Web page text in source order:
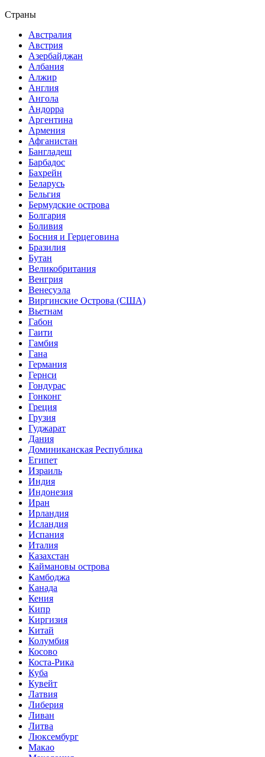
Страны
Австралия
Австрия
Азербайджан
Албания
Алжир
Англия
Ангола
Андорра
Аргентина
Армения
Афганистан
Бангладеш
Барбадос
Бахрейн
Беларусь
Бельгия
Бермудские острова
Болгария
Боливия
Босния и Герцеговина
Бразилия
Бутан
Великобритания
Венгрия
Венесуэла
Виргинские Острова (США)
Вьетнам
Габон
Гаити
Гамбия
Гана
Германия
Гернси
Гондурас
Гонконг
Греция
Грузия
Гуджарат
Дания
Доминиканская Республика
Египет
Израиль
Индия
Индонезия
Иран
Ирландия
Исландия
Испания
Италия
Казахстан
Каймановы острова
Камбоджа
Канада
Кения
Кипр
Киргизия
Китай
Колумбия
Косово
Коста-Рика
Куба
Кувейт
Латвия
Либерия
Ливан
Литва
Люксембург
Макао